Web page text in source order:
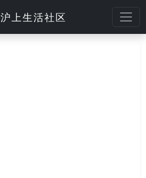
沪上生活社区